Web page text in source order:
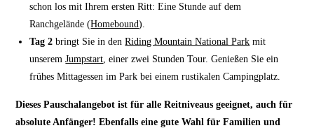
schon los mit Ihrem ersten Ritt: Eine Stunde auf dem
Ranchgelände (Homebound).
Tag 2 bringt Sie in denRiding Mountain National Park mit
unseremJumpstart , einer zwei Stunden Tour. Genießen Sie ein
frühes Mittagessen im Park bei einem rustikalen Campingplatz.
Dieses Pauschalangebot ist für alle Reitniveaus geeignet, auch für
absolute Anfänger! Ebenfalls eine gute Wahl für Familien und